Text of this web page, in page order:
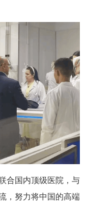
合国内顶级医院，与
，努力将中国的高端